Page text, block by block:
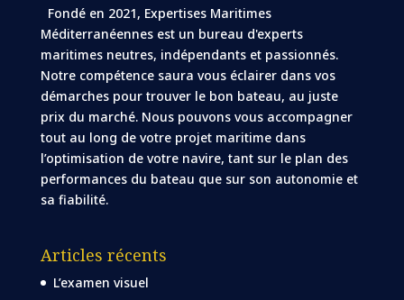
Fondé en 2021, Expertises Maritimes
Méditerranéennes est un bureau d'experts
maritimes neutres, indépendants et passionnés.
Notre compétence saura vous éclairer dans vos
démarches pour trouver le bon bateau, au juste
prix du marché. Nous pouvons vous accompagner
tout au long de votre projet maritime dans
l’optimisation de votre navire, tant sur le plan des
performances du bateau que sur son autonomie et
sa fiabilité.
Articles récents
L’examen visuel